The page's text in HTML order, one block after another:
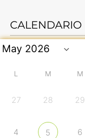
CALENDARIO
L M M
27 28 29
4 5 6